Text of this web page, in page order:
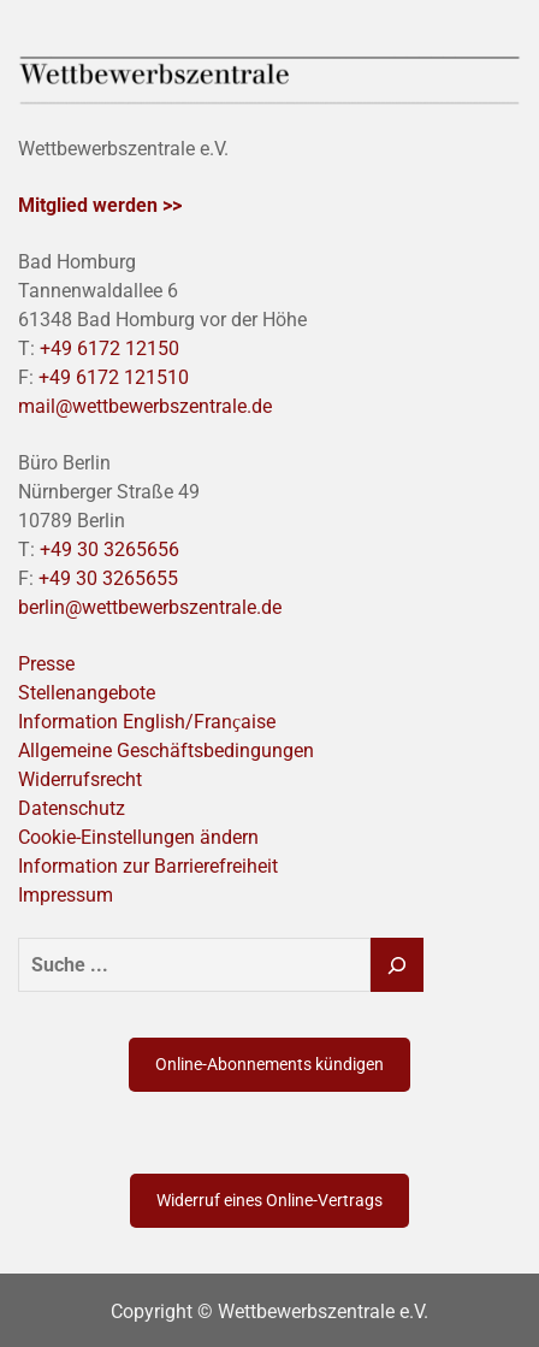
Wettbewerbszentrale e.V.
Mitglied werden >>
Bad Homburg
Tannenwaldallee 6
61348 Bad Homburg vor der Höhe
T: +49 6172 12150
F: +49 6172 121510
mail@wettbewerbszentrale.de
Büro Berlin
Nürnberger Straße 49
10789 Berlin
T: +49 30 3265656
F: +49 30 3265655
berlin@wettbewerbszentrale.de
Presse
Stellenangebote
Information English/Franҫaise
Allgemeine Geschäftsbedingungen
Widerrufsrecht
Datenschutz
Cookie-Einstellungen ändern
Information zur Barrierefreiheit
Impressum
SUCHEN
Online-Abonnements kündigen
Widerruf eines Online-Vertrags
Copyright © Wettbewerbszentrale e.V.